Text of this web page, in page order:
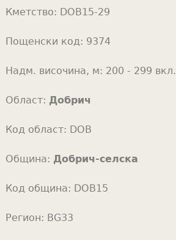
m
e
Кметство: DOB15-29
Пощенски код: 9374
Надм. височина, м: 200 - 299 вкл.
Област: Добрич
Код област: DOB
Община: Добрич-селска
Код община: DOB15
Регион: BG33